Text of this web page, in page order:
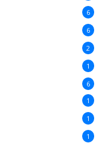
6
6
2
1
6
1
1
1